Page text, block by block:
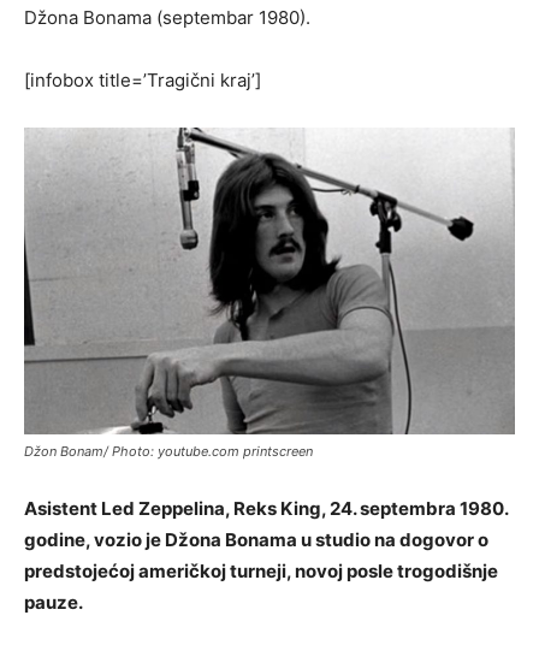
Džona Bonama (septembar 1980).
[infobox title=’Tragični kraj’]
Džon Bonam/ Photo: youtube.com printscreen
Asistent Led Zeppelina, Reks King, 24. septembra 1980.
godine, vozio je Džona Bonama u studio na dogovor o
predstojećoj američkoj turneji, novoj posle trogodišnje
pauze.